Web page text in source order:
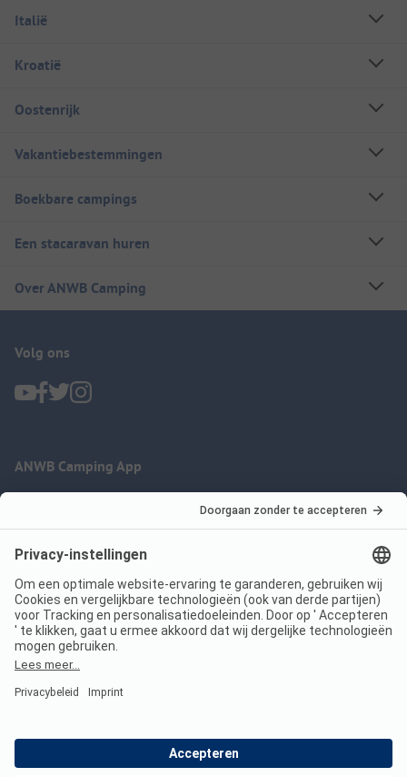
Italië
Kroatië
Oostenrijk
Vakantiebestemmingen
Boekbare campings
Een stacaravan huren
Over ANWB Camping
Volg ons
ANWB Camping App
Imprint
Jouw privacy
Voorwaarden
Wet digitale diensten